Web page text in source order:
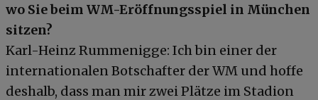
wo Sie beim WM-Eröffnungsspiel in München
sitzen?
Karl-Heinz Rummenigge: Ich bin einer der
internationalen Botschafter der WM und hoffe
deshalb, dass man mir zwei Plätze im Stadion